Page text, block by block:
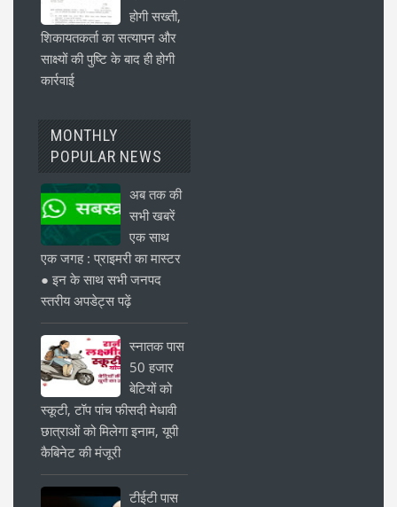
होगी सख्ती,
शिकायतकर्ता का सत्यापन और
साक्ष्यों की पुष्टि के बाद ही होगी
कार्रवाई
MONTHLY
POPULAR NEWS
अब तक की
सभी खबरें
एक साथ
एक जगह : प्राइमरी का मास्टर
● इन के साथ सभी जनपद
स्तरीय अपडेट्स पढ़ें
स्नातक पास
50 हजार
बेटियों को
स्कूटी, टॉप पांच फीसदी मेधावी
छात्राओं को मिलेगा इनाम, यूपी
कैबिनेट की मंजूरी
टीईटी पास